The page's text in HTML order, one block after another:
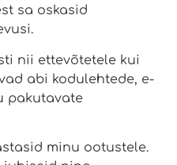
sa oskasid
nii ettevõtetele kui
abi kodulehtede, e-
pakutavate
minu ootustele.